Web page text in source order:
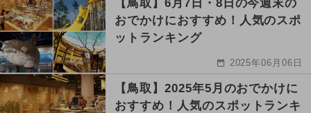
【鳥取】6月7日・8日の今週末の
おでかけにおすすめ！人気のスポ
ットランキング
2025年06月06日
【鳥取】2025年5月のおでかけに
おすすめ！人気のスポットランキ